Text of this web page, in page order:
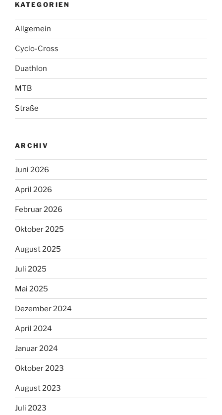
KATEGORIEN
Allgemein
Cyclo-Cross
Duathlon
MTB
Straße
ARCHIV
Juni 2026
April 2026
Februar 2026
Oktober 2025
August 2025
Juli 2025
Mai 2025
Dezember 2024
April 2024
Januar 2024
Oktober 2023
August 2023
Juli 2023